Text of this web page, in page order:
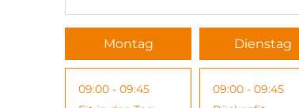
Montag
09:00 - 09:45
Dienstag
09:00 - 09:45